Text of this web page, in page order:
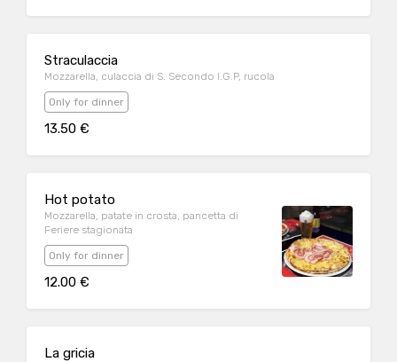
Straculaccia
Mozzarella, culaccia di S. Secondo I.G.P, rucola
Only for dinner
13.50 €
Hot potato
Mozzarella, patate in crosta, pancetta di
Feriere stagionata
Only for dinner
12.00 €
La gricia